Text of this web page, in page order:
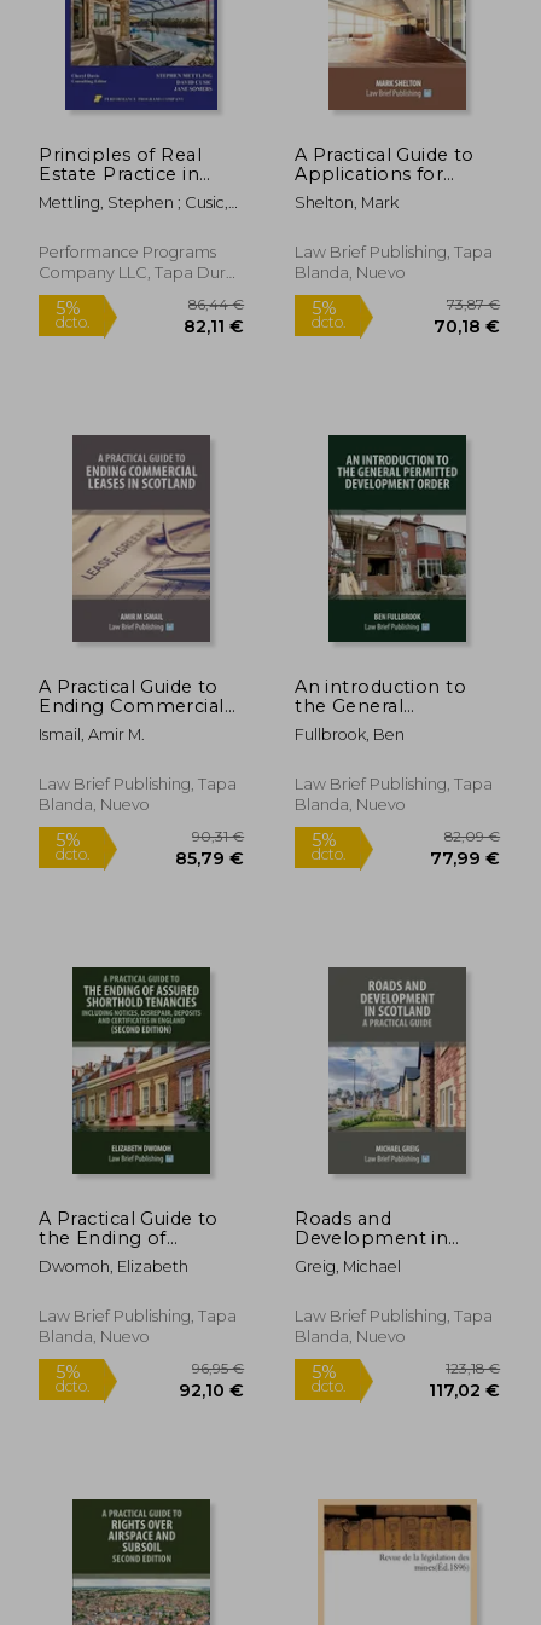
dcto. 15,82 € dcto.
5%
dcto.
5%
dcto.
Principles of Real
Estate Practice in
Florida: 2nd Edition
(en Inglés)
Mettling, Stephen ; Cusic,
Performance Programs
Company LLC, Tapa Dura,
Nuevo
5% 86,44 €
A Practical Guide to
Applications for
Landlord's Consent
and Variation of
Shelton, Mark
Law Brief Publishing, Tapa
Blanda, Nuevo
A Practical Guide to
Ending Commercial
Leases in Scotland
(en Inglés)
Ismail, Amir M.
Law Brief Publishing, Tapa
Blanda, Nuevo
An introduction to
the General
Permitted
Development Order
Fullbrook, Ben
Law Brief Publishing, Tapa
Blanda, Nuevo
A Practical Guide to
the Ending of
Assured Shorthold
Tenancies - Including
Deposits and
Certificates in
Edition) (en Inglés)
Dwomoh, Elizabeth
Law Brief Publishing, Tapa
Blanda, Nuevo
Roads and
Development in
Scotland: A Practical
Guide (en Inglés)
Greig, Michael
Law Brief Publishing, Tapa
Blanda, Nuevo